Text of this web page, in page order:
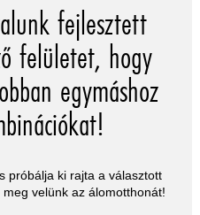
fejlesztett
felületet, hogy
egymáshoz
próbálja ki rajta a választott
velünk az álomotthonát!